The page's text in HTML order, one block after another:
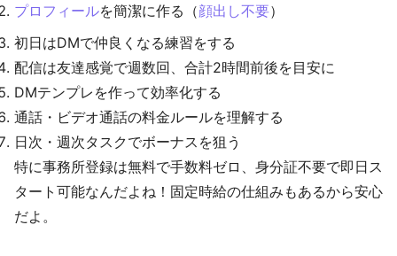
プロフィールを簡潔に作る（顔出し不要）
初日はDMで仲良くなる練習をする
配信は友達感覚で週数回、合計2時間前後を目安に
DMテンプレを作って効率化する
通話・ビデオ通話の料金ルールを理解する
日次・週次タスクでボーナスを狙う
特に事務所登録は無料で手数料ゼロ、身分証不要で即日ス
タート可能なんだよね！固定時給の仕組みもあるから安心
だよ。